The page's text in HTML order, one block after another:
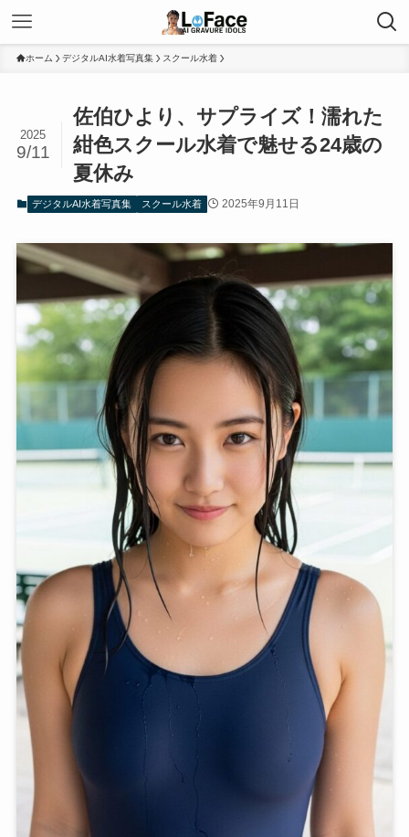
ホーム デジタルAI水着写真集 スクール水着
佐伯ひより、サプライズ！濡れた
紺色スクール水着で魅せる24歳の
夏休み
2025
9/11
デジタルAI水着写真集 スクール水着 2025年9月11日